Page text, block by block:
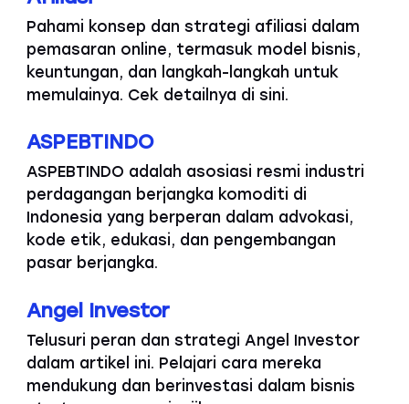
Pahami konsep dan strategi afiliasi dalam
pemasaran online, termasuk model bisnis,
keuntungan, dan langkah-langkah untuk
memulainya. Cek detailnya di sini.
ASPEBTINDO
ASPEBTINDO adalah asosiasi resmi industri
perdagangan berjangka komoditi di
Indonesia yang berperan dalam advokasi,
kode etik, edukasi, dan pengembangan
pasar berjangka.
Angel Investor
Telusuri peran dan strategi Angel Investor
dalam artikel ini. Pelajari cara mereka
mendukung dan berinvestasi dalam bisnis